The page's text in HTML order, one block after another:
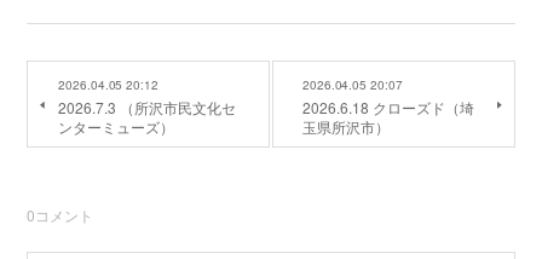
2026.04.05 20:12
2026.7.3 （所沢市民文化セ
ンターミューズ）
2026.04.05 20:07
2026.6.18 クローズド（埼
玉県所沢市）
0コメント